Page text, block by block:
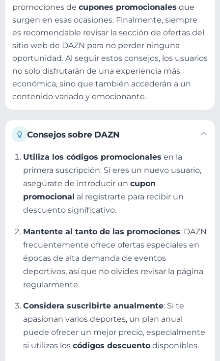
promociones de cupones promocionales que
surgen en esas ocasiones. Finalmente, siempre
es recomendable revisar la sección de ofertas del
sitio web de DAZN para no perder ninguna
oportunidad. Al seguir estos consejos, los usuarios
no solo disfrutarán de una experiencia más
económica, sino que también accederán a un
contenido variado y emocionante.
Consejos sobre DAZN
Utiliza los códigos promocionales en la
primera suscripción: Si eres un nuevo usuario,
asegúrate de introducir un cupon
promocional al registrarte para recibir un
descuento significativo.
Mantente al tanto de las promociones: DAZN
frecuentemente ofrece ofertas especiales en
épocas de alta demanda de eventos
deportivos, así que no olvides revisar la página
regularmente.
Considera suscribirte anualmente: Si te
apasionan varios deportes, un plan anual
puede ofrecer un mejor precio, especialmente
si utilizas los códigos descuento disponibles.